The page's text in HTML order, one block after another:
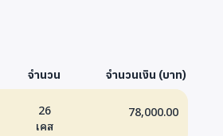
จำนวน จำนวนเงิน (บาท)
26
เคส
78,000.00